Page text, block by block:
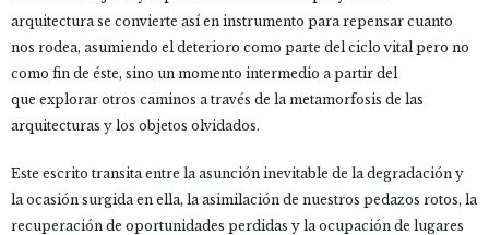
arquitectura se convierte así en instrumento para repensar cuanto
nos rodea, asumiendo el deterioro como parte del ciclo vital pero no
como fin de éste, sino un momento intermedio a partir del
que explorar otros caminos a través de la metamorfosis de las
arquitecturas y los objetos olvidados.
Este escrito transita entre la asunción inevitable de la degradación y
la ocasión surgida en ella, la asimilación de nuestros pedazos rotos, la
recuperación de oportunidades perdidas y la ocupación de lugares